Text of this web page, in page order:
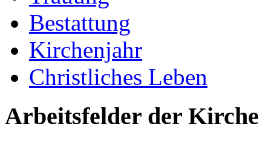
Bestattung
Kirchenjahr
Christliches Leben
Arbeitsfelder der Kirche